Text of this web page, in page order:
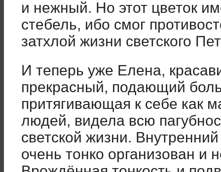
и нежный. Но этот цветок
стебель, ибо смог
затхлой жизни светского
И теперь уже Елена,
прекрасный, подающий
притягивающая к себе как
людей, видела всю
светской жизни.
очень тонко организован и